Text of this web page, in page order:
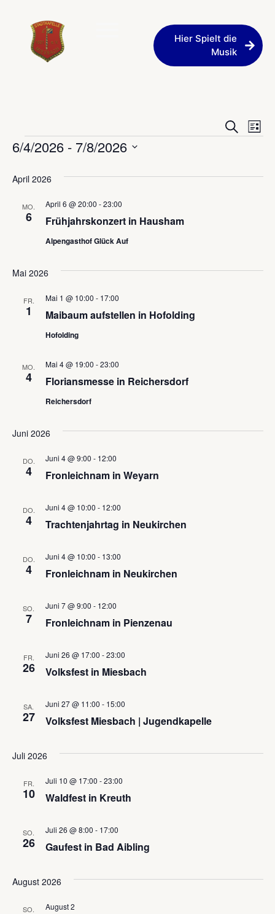
Hier Spielt die
Musik
und
SucheListe
6/4/2026 - 7/8/2026
April 2026
MO.
6 Frühjahrskonzert in Hausham
April 6 @ 20:00 -23:00
Alpengasthof Glück Auf
Mai 2026
FR.
1 Maibaum aufstellen in Hofolding
Mai 1 @ 10:00 - 17:00
Hofolding
MO.
4 Floriansmesse in Reichersdorf
Mai 4 @ 19:00 -23:00
Reichersdorf
Juni 2026
DO.
4 Fronleichnam in Weyarn
Juni 4 @ 9:00 - 12:00
DO.
4 Trachtenjahrtag in Neukirchen
Juni 4 @ 10:00 - 12:00
DO.
4 Fronleichnam in Neukirchen
Juni 4 @ 10:00 - 13:00
SO.
7 Fronleichnam in Pienzenau
Juni 7 @ 9:00 - 12:00
FR.
26 Volksfest in Miesbach
Juni 26 @ 17:00 -23:00
SA.
27 Volksfest Miesbach | Jugendkapelle
Juni 27 @ 11:00 - 15:00
Juli 2026
FR.
10 Waldfest in Kreuth
Juli 10 @ 17:00 -23:00
SO.
26 Gaufest in Bad Aibling
Juli 26 @ 8:00 - 17:00
August 2026
SO. August 2